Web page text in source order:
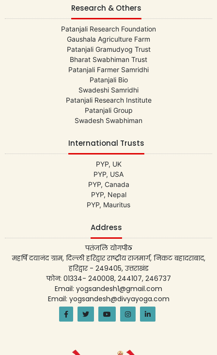
Research & Others
Patanjali Research Foundation
Gaushala Agriculture Farm
Patanjali Gramudyog Trust
Bharat Swabhiman Trust
Patanjali Farmer Samridhi
Patanjali Bio
Swadeshi Samridhi
Patanjali Research Institute
Patanjali Group
Swadesh Swabhiman
International Trusts
PYP, UK
PYP, USA
PYP, Canada
PYP, Nepal
PYP, Mauritus
Address
पतंजलि योगपीठ
महर्षि दयानंद ग्राम, दिल्ली हरिद्वार राष्ट्रीय राजमार्ग, निकट बहादराबाद,
हरिद्वार - 249405, उत्तराखंड
फोन: 01334- 240008, 244107, 246737
Email: yogsandesh1@gmail.com
Email: yogsandesh@divyayoga.com